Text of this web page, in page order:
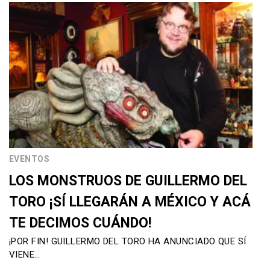
EVENTOS
LOS MONSTRUOS DE GUILLERMO DEL
TORO ¡SÍ LLEGARÁN A MÉXICO Y ACÁ
TE DECIMOS CUÁNDO!
¡POR FIN! GUILLERMO DEL TORO HA ANUNCIADO QUE SÍ
VIENE…